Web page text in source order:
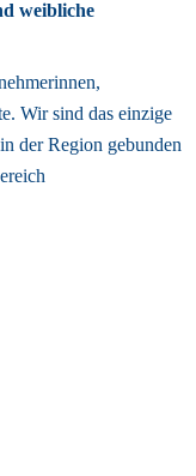
weibliche
der Region gebunden